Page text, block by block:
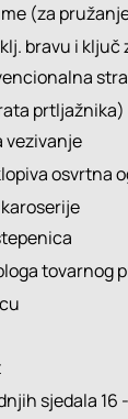
(za
bravu i ključ
prtljažnika)
vezivanje
osvrtna
tovarnog
sjedala 16